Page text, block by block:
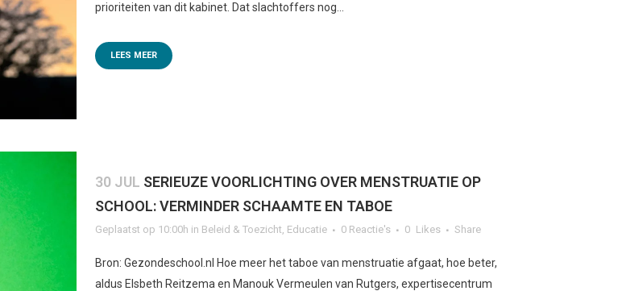
prioriteiten van dit kabinet. Dat slachtoffers nog...
LEES MEER
30 JUL SERIEUZE VOORLICHTING OVER MENSTRUATIE OP
SCHOOL: VERMINDER SCHAAMTE EN TABOE
Geplaatst op 10:00h in Beleid & Toezicht, Educatie 0 Reactie's 0 Likes Share
Bron: Gezondeschool.nl Hoe meer het taboe van menstruatie afgaat, hoe beter,
aldus Elsbeth Reitzema en Manouk Vermeulen van Rutgers, expertisecentrum